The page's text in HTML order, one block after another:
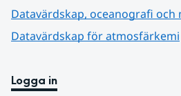
Datavärdskap, oceanografi och
Datavärdskap för atmosfärkemi
Logga in